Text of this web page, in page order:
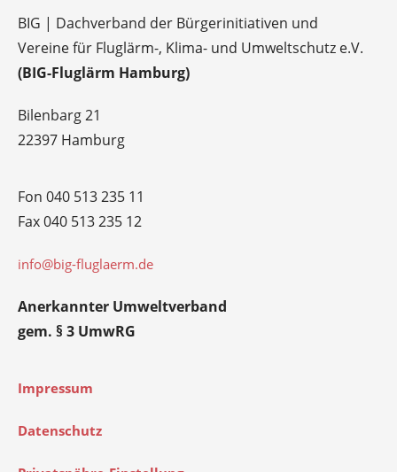
BIG | Dachverband der Bürgerinitiativen und
Vereine für Fluglärm-, Klima- und Umweltschutz e.V.
(BIG-Fluglärm Hamburg)
Bilenbarg 21
22397 Hamburg
Fon 040 513 235 11
Fax 040 513 235 12
info@big-fluglaerm.de
Anerkannter Umweltverband
gem. § 3 UmwRG
Impressum
Datenschutz